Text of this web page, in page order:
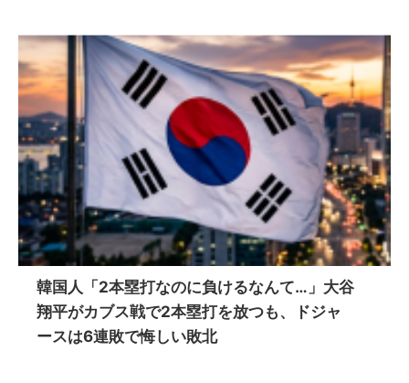
韓国人「2本塁打なのに負けるなんて…」大谷
翔平がカブス戦で2本塁打を放つも、ドジャ
ースは6連敗で悔しい敗北